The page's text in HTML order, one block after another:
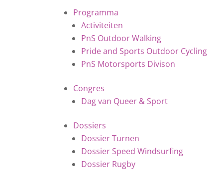
Programma
Activiteiten
PnS Outdoor Walking
Pride and Sports Outdoor Cycling
PnS Motorsports Divison
Congres
Dag van Queer & Sport
Dossiers
Dossier Turnen
Dossier Speed Windsurfing
Dossier Rugby